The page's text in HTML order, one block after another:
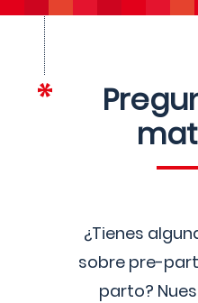
¿Tienes
sobre pre-
parto?